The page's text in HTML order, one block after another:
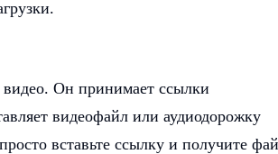
видео. Он принимает ссылки
видеофайл или аудиодорожку
вставьте ссылку и получите